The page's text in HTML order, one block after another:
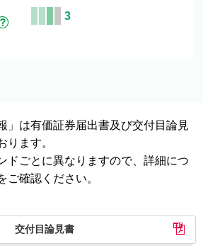
3
」は有価証券届出書及び交付目論見
ります。
ドごとに異なりますので、詳細につ
ご確認ください。
交付目論見書